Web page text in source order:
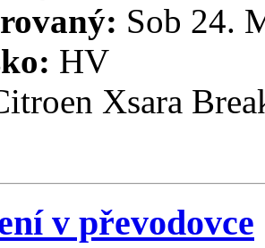
Sob 24.
HV
Xsara
v převodovce